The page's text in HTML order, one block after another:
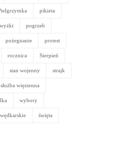
pikieta
pogrzeb
pożegnanie protest
rocznica Sierpień
stan wojenny strajk
służba więzienna
wybory
święta